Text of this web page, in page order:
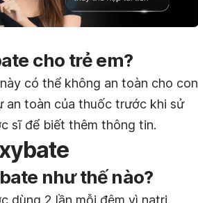
cho trẻ em?
có thể không an toàn cho con
an toàn của thuốc trước khi sử
sĩ để biết thêm thông tin.
như thế nào?
dùng 2 lần mỗi đêm vì natri